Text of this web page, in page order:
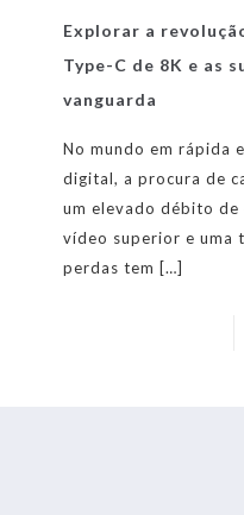
Explorar a
Type-C de 8K e as
vanguarda
No mundo em rápida
digital, a procura de
um elevado débito de
vídeo superior e uma
perdas tem […]